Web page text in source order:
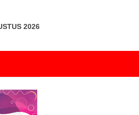
2026